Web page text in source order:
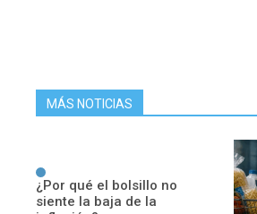
MÁS NOTICIAS
¿Por qué el bolsillo no
siente la baja de la